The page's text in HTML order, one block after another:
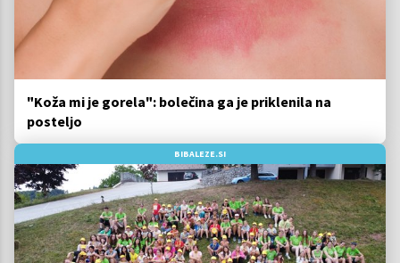
"Koža mi je gorela": bolečina ga je priklenila na
posteljo
BIBALEZE.SI